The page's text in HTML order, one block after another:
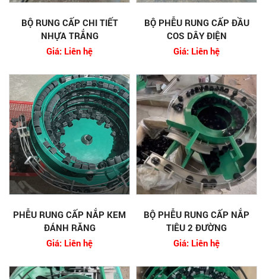
BỘ RUNG CẤP CHI TIẾT
NHỰA TRẮNG
Giá: Liên hệ
BỘ PHỄU RUNG CẤP ĐẦU
COS DÂY ĐIỆN
Giá: Liên hệ
PHỄU RUNG CẤP NẮP KEM
ĐÁNH RĂNG
Giá: Liên hệ
BỘ PHỄU RUNG CẤP NẮP
TIÊU 2 ĐƯỜNG
Giá: Liên hệ